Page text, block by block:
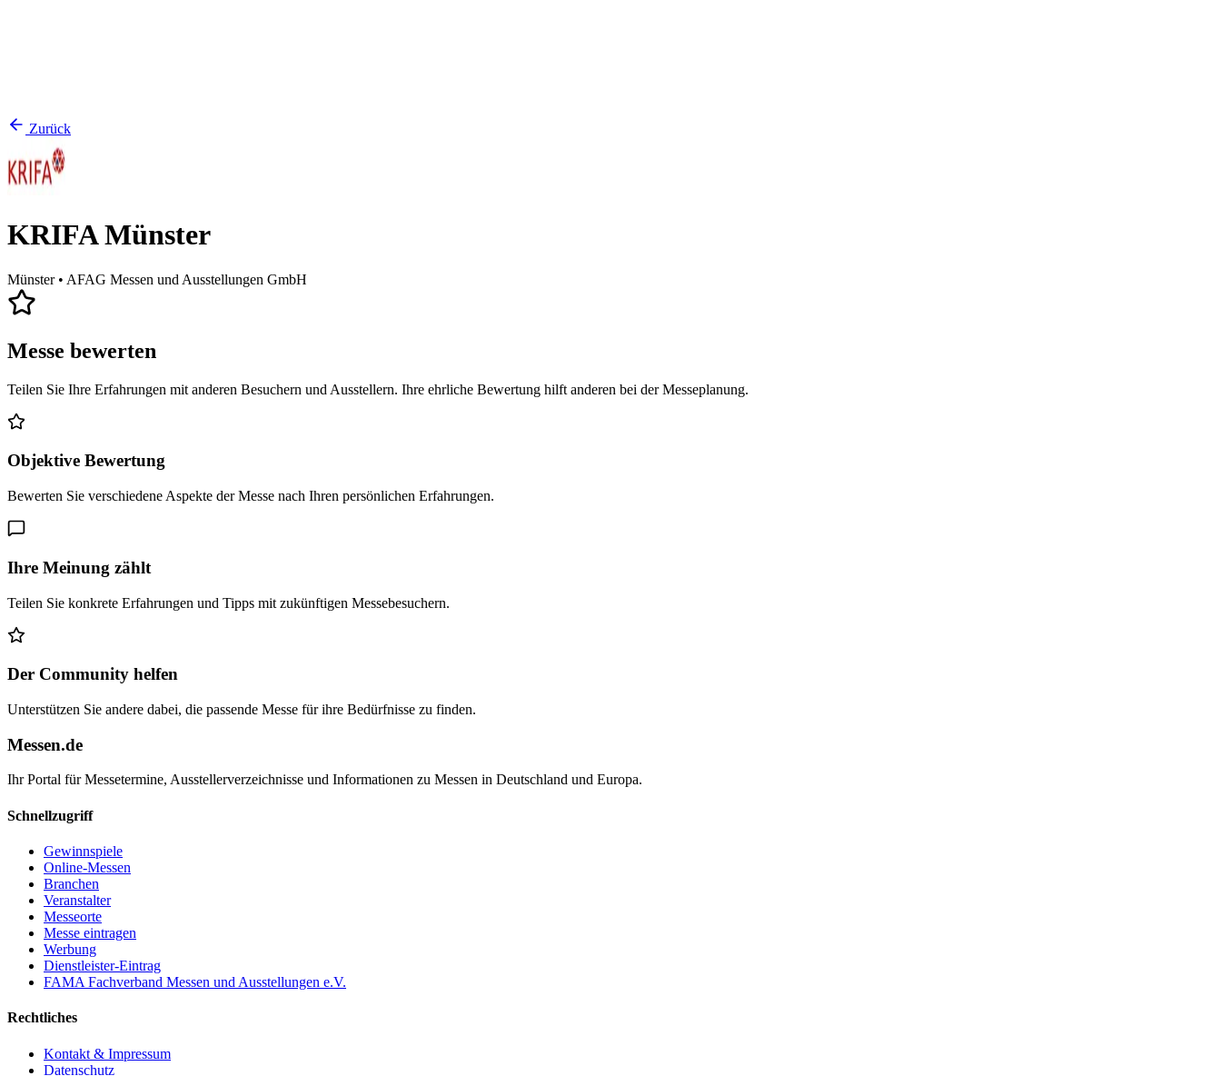
Zurück
KRIFA Münster
Münster • AFAG Messen und Ausstellungen GmbH
Messe bewerten
Teilen Sie Ihre Erfahrungen mit anderen Besuchern und Ausstellern. Ihre ehrliche Bewertung hilft anderen bei der Messeplanung.
Objektive Bewertung
Bewerten Sie verschiedene Aspekte der Messe nach Ihren persönlichen Erfahrungen.
Ihre Meinung zählt
Teilen Sie konkrete Erfahrungen und Tipps mit zukünftigen Messebesuchern.
Der Community helfen
Unterstützen Sie andere dabei, die passende Messe für ihre Bedürfnisse zu finden.
Messen.de
Ihr Portal für Messetermine, Ausstellerverzeichnisse und Informationen zu Messen in Deutschland und Europa.
Schnellzugriff
Gewinnspiele
Online-Messen
Branchen
Veranstalter
Messeorte
Messe eintragen
Werbung
Dienstleister-Eintrag
FAMA Fachverband Messen und Ausstellungen e.V.
Rechtliches
Kontakt & Impressum
Datenschutz